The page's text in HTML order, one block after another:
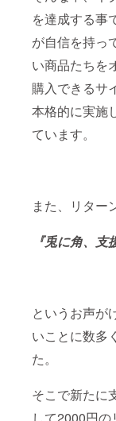
を達成する事
が自信を持っ
い商品たちを
購入できるサ
本格的に実施
ています。
また、リター
『兎に角、支
というお声が
いことに数多
た。
そこで新たに
して2000円